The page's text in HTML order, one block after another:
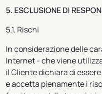
5. ESCLUSIONE DI
5.1. Rischi
In considerazione delle
Internet - che viene
il Cliente dichiara di
e accetta pienamente i